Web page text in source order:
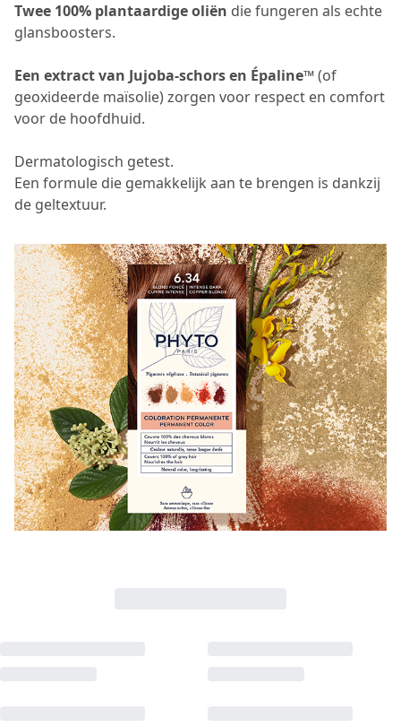
Twee 100% plantaardige oliën die fungeren als echte
glansboosters.
Een extract van Jujoba-schors en Épaline™(of
geoxideerde maïsolie) zorgen voor respect en comfort
voor de hoofdhuid.
Dermatologisch getest.
Een formule die gemakkelijk aan te brengen is dankzij
de geltextuur.